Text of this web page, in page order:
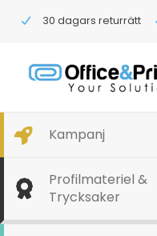
30 dagars returrätt
Kampanj
Profilmateriel &
Trycksaker